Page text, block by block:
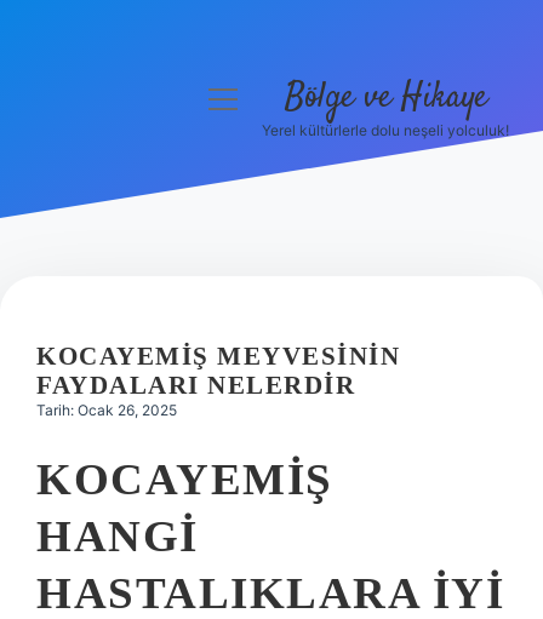
Hakkımızda
menüyü
Bölge ve Hikaye
Yerel kültürlerle dolu neşeli yolculuk!
KOCAYEMIŞ MEYVESININ
FAYDALARI NELERDIR
Tarih: Ocak 26, 2025
KOCAYEMIŞ
HANGI
HASTALIKLARA IYI